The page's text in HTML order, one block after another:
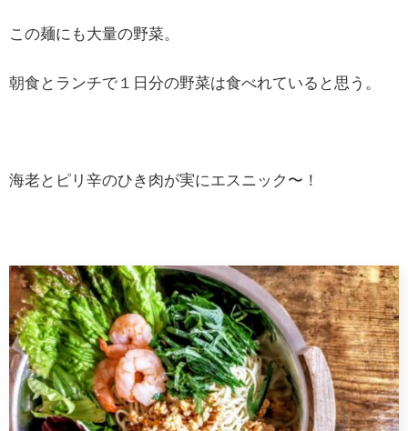
この麺にも大量の野菜。
朝食とランチで１日分の野菜は食べれていると思う。
海老とピリ辛のひき肉が実にエスニック〜！